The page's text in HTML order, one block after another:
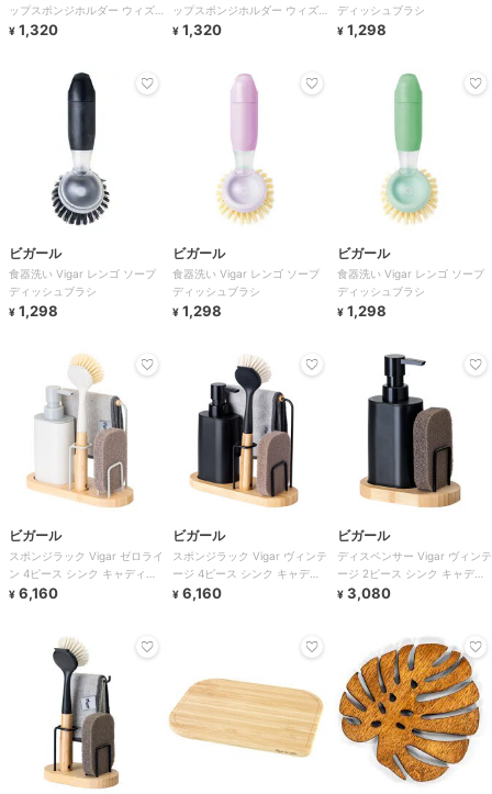
ップスポンジホルダー ウィズ
サクションパッド
¥ 1,320
ップスポンジホルダー ウィズ
サクションパッド
¥ 1,320
ディッシュブラシ
¥ 1,298
ビガール
食器洗い Vigar レンゴ ソープ
ディッシュブラシ
¥ 1,298
ビガール
食器洗い Vigar レンゴ ソープ
ディッシュブラシ
¥ 1,298
ビガール
食器洗い Vigar レンゴ ソープ
ディッシュブラシ
¥ 1,298
ビガール
スポンジラック Vigar ゼロライ
ン 4ピース シンク キャディセ
ット
¥ 6,160
ビガール
スポンジラック Vigar ヴィンテ
ージ 4ピース シンク キャディ
セット
¥ 6,160
ビガール
ディスペンサー Vigar ヴィンテ
ージ 2ピース シンク キャディ
セット
¥ 3,080